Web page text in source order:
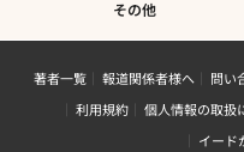
その他
著者一覧 報道関係者様へ 問い
利用規約
個人情報の取扱
イード